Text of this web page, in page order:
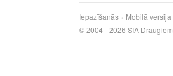
Iepazīšanās Mobilā versija
© 2004 - 2026 SIA Draugiem